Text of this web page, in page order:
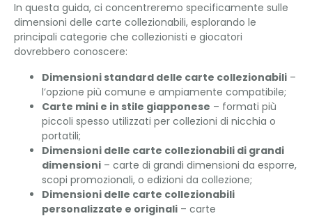
In questa guida, ci concentreremo specificamente sulle
dimensioni delle carte collezionabili, esplorando le
principali categorie che collezionisti e giocatori
dovrebbero conoscere:
Dimensioni standard delle carte collezionabili –
l’opzione più comune e ampiamente compatibile;
Carte mini e in stile giapponese – formati più
piccoli spesso utilizzati per collezioni di nicchia o
portatili;
Dimensioni delle carte collezionabili di grandi
dimensioni – carte di grandi dimensioni da esporre,
scopi promozionali, o edizioni da collezione;
Dimensioni delle carte collezionabili
personalizzate e originali – carte